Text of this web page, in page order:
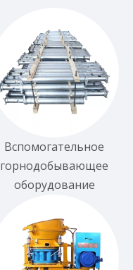
Вспомогательное
горнодобывающее
оборудование